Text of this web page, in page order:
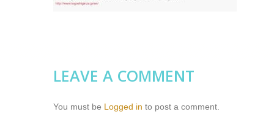
LEAVE A COMMENT
You must be Logged in to post a comment.